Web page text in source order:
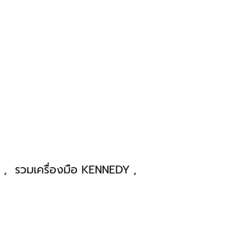
, รวมเครื่องมือ KENNEDY ,